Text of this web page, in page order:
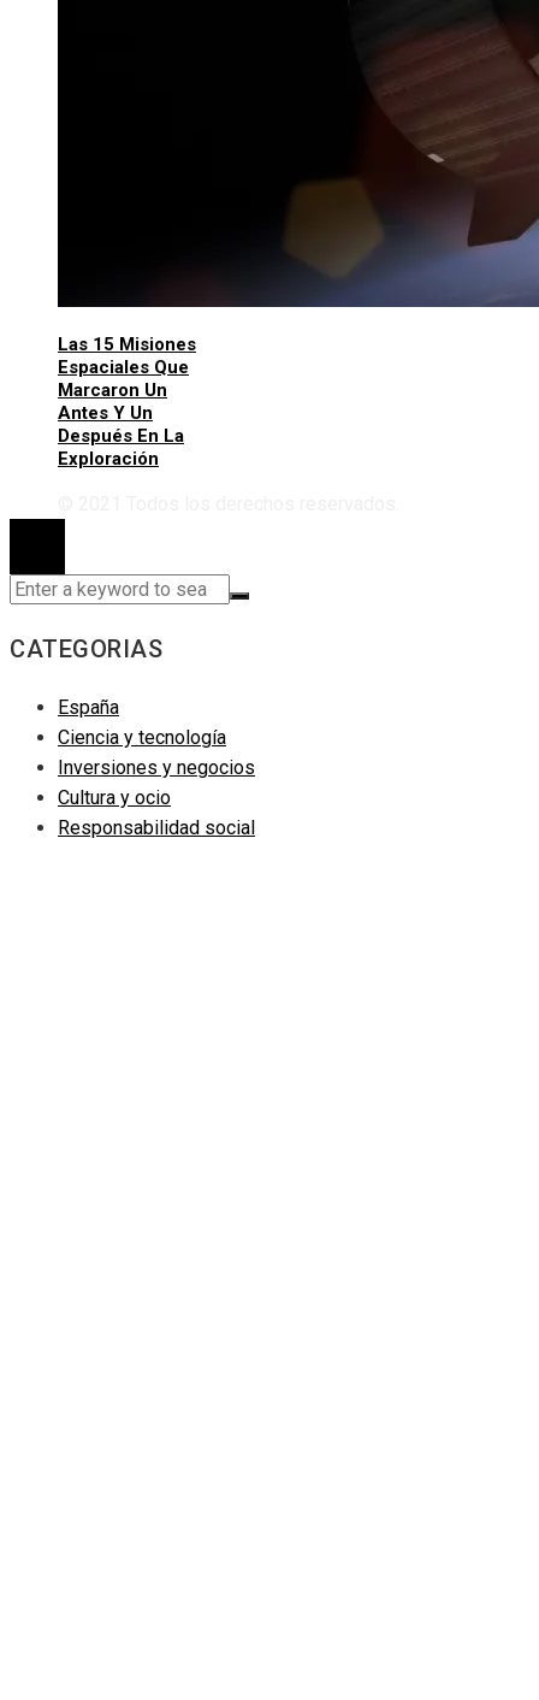
Las 15 Misiones
Espaciales Que
Marcaron Un
Antes Y Un
Después En La
Exploración
CATEGORIAS
España
Ciencia y tecnología
Inversiones y negocios
Cultura y ocio
Responsabilidad social